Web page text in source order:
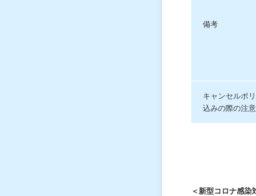
備考
キャンセルポ
込みの際の注
＜新型コロナ感染